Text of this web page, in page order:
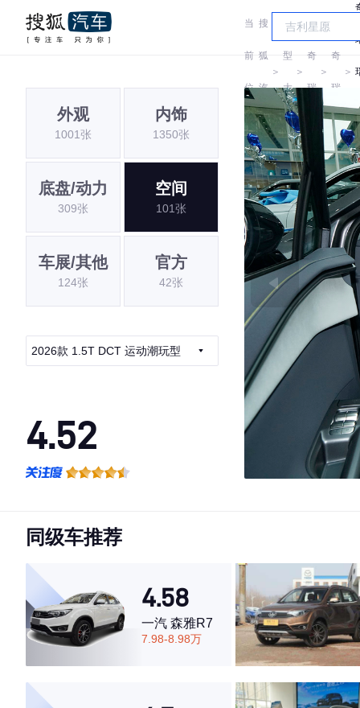
当
前
位
置:
搜
狐
汽
车
＞
车
型
大
全
＞
奇
瑞
＞
奇
瑞
＞
5
外观
1001张
内饰
1350张
底盘/动力
309张
空间
101张
车展/其他
124张
官方
42张
2026款 1.5T DCT 运动潮玩型
4.52
·空间表现一般，低于54%同级车
同级车推荐
4.58
一汽 森雅R7
7.98-8.98万